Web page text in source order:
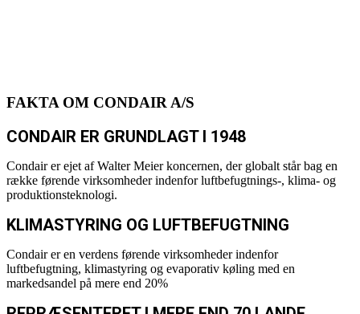
FAKTA OM CONDAIR A/S
CONDAIR ER GRUNDLAGT I 1948
Condair er ejet af Walter Meier koncernen, der globalt står bag en
række førende virksomheder indenfor luftbefugtnings-, klima- og
produktionsteknologi.
KLIMASTYRING OG LUFTBEFUGTNING
Condair er en verdens førende virksomheder indenfor
luftbefugtning, klimastyring og evaporativ køling med en
markedsandel på mere end 20%